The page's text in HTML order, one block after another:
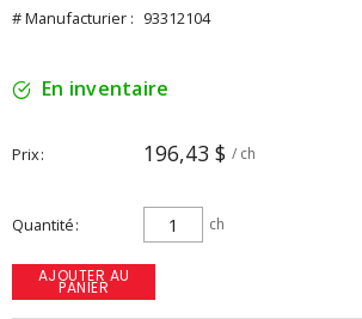
# Manufacturier : 93312104
En inventaire
Prix 196,43 $ / ch
Quantité ch
AJOUTER AU
PANIER